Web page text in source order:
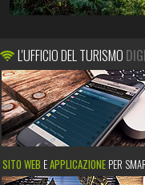
L'UFFICIO DEL TURISMO
SITO WEB EAPPLICAZIONE PER